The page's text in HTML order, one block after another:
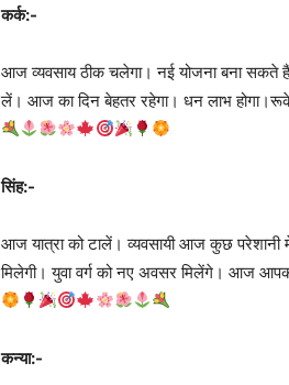
कर्क:-
आज व्यवसाय ठीक चलेगा। नई योजना बना सकते
लें। आज का दिन बेहतर रहेगा। धन लाभ होगा।रूके
सिंह:-
आज यात्रा को टालें। व्यवसायी आज कुछ
मिलेगी। युवा वर्ग को नए अवसर मिलेंगे। आज
कन्या:-